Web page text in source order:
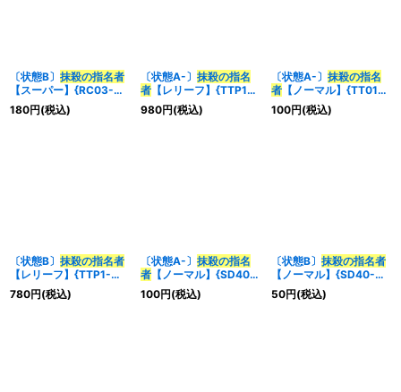
〔状態B〕 抹殺の指名者
【スーパー】{RC03-
JP044}《魔法》
180円(税込)
〔状態A-〕 抹殺の指名
者【レリーフ】{TTP1-
JP087}《魔法》
980円(税込)
〔状態A-〕 抹殺の指名
者【ノーマル】{TT01-
JPB22}《魔法》
100円(税込)
〔状態B〕 抹殺の指名者
【レリーフ】{TTP1-
JP087}《魔法》
780円(税込)
〔状態A-〕 抹殺の指名
者【ノーマル】{SD40-
JP034}《魔法》
100円(税込)
〔状態B〕 抹殺の指名者
【ノーマル】{SD40-
JP034}《魔法》
50円(税込)